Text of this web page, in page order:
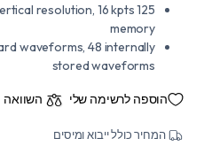
resolution, 16 kpts
memory
waveforms, 48 internally
stored waveforms
הוספה לרשימה שלי השוואה
המחיר כולל ייבוא ומיסים